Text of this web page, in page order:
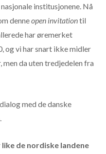
institusjonene. Nå
denneopen invitationtil
har øremerket
og vi har snart ikke midler
da uten tredjedelen fra
med de danske
de nordiske landene